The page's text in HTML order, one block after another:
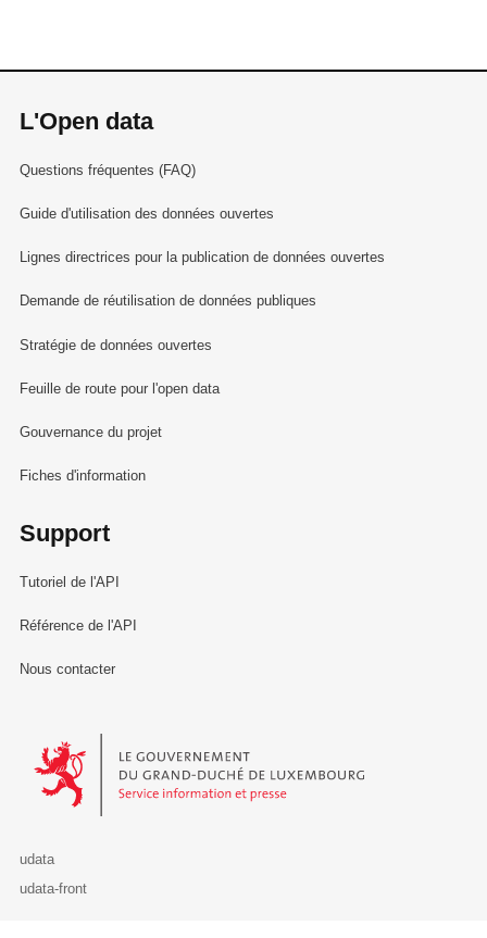
L'Open data
Questions fréquentes (FAQ)
Guide d'utilisation des données ouvertes
Lignes directrices pour la publication de données ouvertes
Demande de réutilisation de données publiques
Stratégie de données ouvertes
Feuille de route pour l'open data
Gouvernance du projet
Fiches d'information
Support
Tutoriel de l'API
Référence de l'API
Nous contacter
Le Gouvernement du Grand-Duché de Luxembourg - Service
udata
udata-front